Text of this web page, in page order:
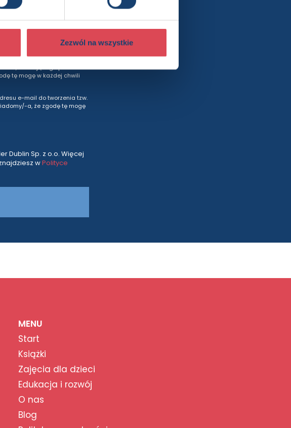
Zezwól na wszystkie
marketingowych
o.o., działającego pod
tę mogę w każdej chwili
e-mail do tworzenia tzw.
a, że zgodę tę mogę
Dublin Sp. z o.o. Więcej
wPolityce
MENU
Start
Książki
Zajęcia dla dzieci
Edukacja i rozwój
O nas
Blog